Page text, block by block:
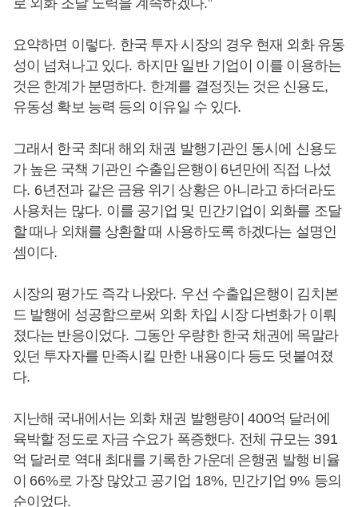
로 외화 조달 노력을 계속하겠다.”
요약하면 이렇다. 한국 투자 시장의 경우 현재 외화 유동
성이 넘쳐나고 있다. 하지만 일반 기업이 이를 이용하는
것은 한계가 분명하다. 한계를 결정짓는 것은 신용도,
유동성 확보 능력 등의 이유일 수 있다.
그래서 한국 최대 해외 채권 발행기관인 동시에 신용도
가 높은 국책 기관인 수출입은행이 6년만에 직접 나섰
다. 6년전과 같은 금융 위기 상황은 아니라고 하더라도
사용처는 많다. 이를 공기업 및 민간기업이 외화를 조달
할 때나 외채를 상환할 때 사용하도록 하겠다는 설명인
셈이다.
시장의 평가도 즉각 나왔다. 우선 수출입은행이 김치본
드 발행에 성공함으로써 외화 차입 시장 다변화가 이뤄
졌다는 반응이었다. 그동안 우량한 한국 채권에 목말라
있던 투자자를 만족시킬 만한 내용이다 등도 덧붙여졌
다.
지난해 국내에서는 외화 채권 발행량이400억 달러에
육박할 정도로 자금 수요가 폭증했다. 전체 규모는 391
억 달러로 역대 최대를 기록한 가운데 은행권 발행 비율
이 66%로 가장 많았고 공기업 18%, 민간기업 9% 등의
순이었다.